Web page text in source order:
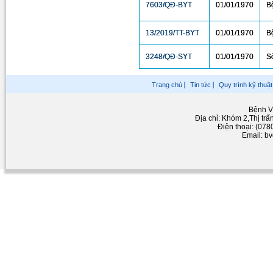
7603/QĐ-BYT 01/01/1970
13/2019/TT-BYT 01/01/1970
3248/QĐ-SYT 01/01/1970
Trang chủ Tin tức Quy trình kỹ thuật
Bệnh
Địa chỉ: Khóm 2,Thị
Điện thoại:
Email: